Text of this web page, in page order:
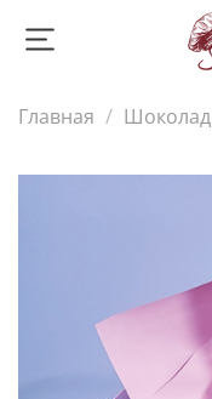
Главная Шоколад